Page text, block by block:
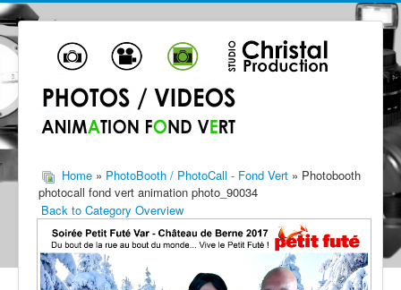
Home » PhotoBooth / PhotoCall - Fond Vert » Photobooth
photocall fond vert animation photo_90034
Back to Category Overview